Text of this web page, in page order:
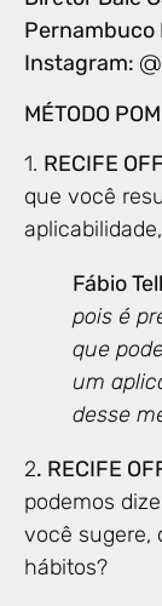
Pernambuco
Instagram:
MÉTODO
1. RECIFE
que você
Fábio
pois é
que
um
desse
2. RECIFE
podemos
você sugere,
hábitos?